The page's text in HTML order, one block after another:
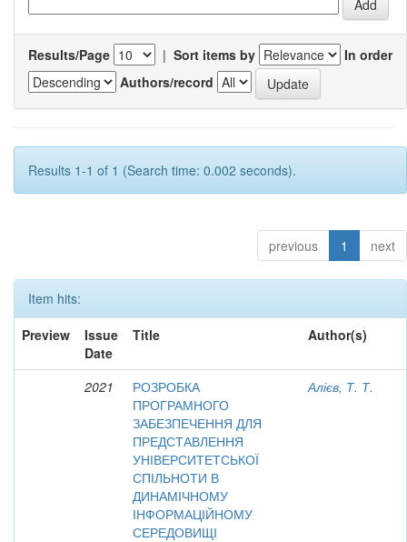
Results/Page | Sort items by
In order
Authors/record
Results 1-1 of 1 (Search time: 0.002 seconds).
previous 1 next
Item hits:
Preview
Issue
Date
Title Author(s)
2021
РОЗРОБКА
ПРОГРАМНОГО
ЗАБЕЗПЕЧЕННЯ ДЛЯ
ПРЕДСТАВЛЕННЯ
УНІВЕРСИТЕТСЬКОЇ
СПІЛЬНОТИ В
ДИНАМІЧНОМУ
ІНФОРМАЦІЙНОМУ
СЕРЕДОВИЩІ
Алієв, Т. Т.